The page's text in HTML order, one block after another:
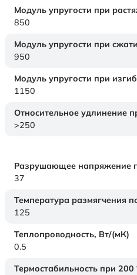
Модуль упругости при
850
Модуль упругости при
950
Модуль упругости при
1150
Относительное удлинение
>250
Разрушающее напряжение
37
Температура размягчения
125
Теплопроводность, Вт/(мК)
0.5
Термостабильность при